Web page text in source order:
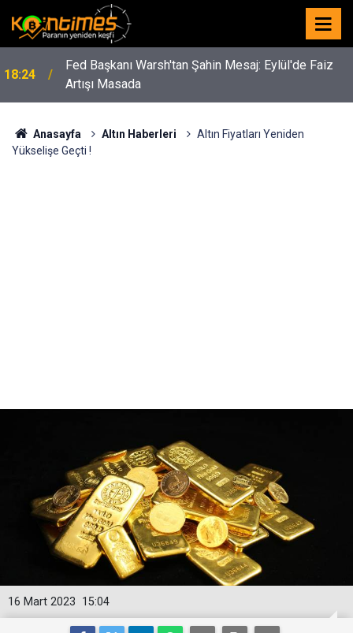
18:24
Fed Başkanı Warsh'tan Şahin Mesaj: Eylül'de Faiz
Artışı Masada
Anasayfa Altın Haberleri
Altın Fiyatları Yeniden
Yükselişe Geçti !
15:04
16 Mart 2023